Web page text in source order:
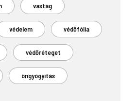
vastag
védelem védőfólia
védőréteget
öngyógyítás